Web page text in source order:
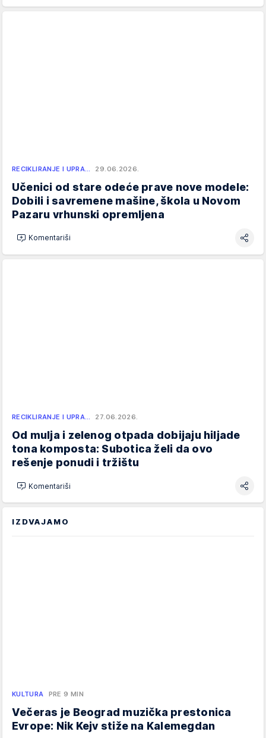
RECIKLIRANJE I UPRA… 29.06.2026.
Učenici od stare odeće prave nove modele:
Dobili i savremene mašine, škola u Novom
Pazaru vrhunski opremljena
Komentariši
RECIKLIRANJE I UPRA… 27.06.2026.
Od mulja i zelenog otpada dobijaju hiljade
tona komposta: Subotica želi da ovo
rešenje ponudi i tržištu
Komentariši
IZDVAJAMO
KULTURA PRE 9 MIN
Večeras je Beograd muzička prestonica
Evrope: Nik Kejv stiže na Kalemegdan